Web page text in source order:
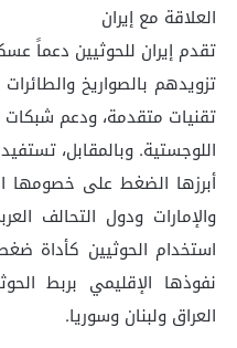
العلاقة مع إيران
تقدم إيران للحوثيين دعماً
تزويدهم بالصواريخ
تقنيات متقدمة، ودعم شبكات
اللوجستية. وبالمقابل،
أبرزها الضغط على خصومها
والإمارات ودول التحالف
استخدام الحوثيين كأداة
نفوذها الإقليمي بربط
العراق ولبنان وسوريا.